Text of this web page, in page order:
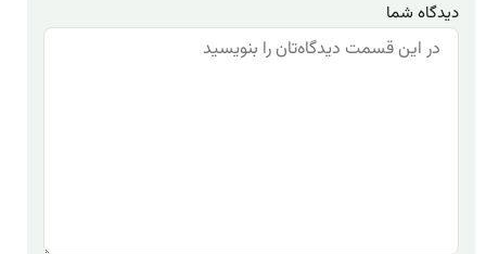
دیدگاه شما